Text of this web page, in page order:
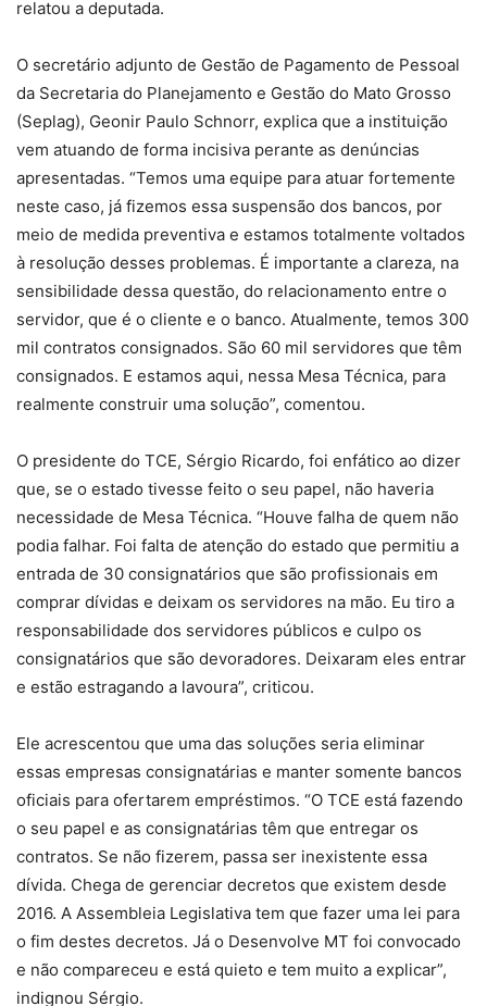
relatou a deputada.
O secretário adjunto de Gestão de Pagamento de Pessoal
da Secretaria do Planejamento e Gestão do Mato Grosso
(Seplag), Geonir Paulo Schnorr, explica que a instituição
vem atuando de forma incisiva perante as denúncias
apresentadas. “Temos uma equipe para atuar fortemente
neste caso, já fizemos essa suspensão dos bancos, por
meio de medida preventiva e estamos totalmente voltados
à resolução desses problemas. É importante a clareza, na
sensibilidade dessa questão, do relacionamento entre o
servidor, que é o cliente e o banco. Atualmente, temos 300
mil contratos consignados. São 60 mil servidores que têm
consignados. E estamos aqui, nessa Mesa Técnica, para
realmente construir uma solução”, comentou.
O presidente do TCE, Sérgio Ricardo, foi enfático ao dizer
que, se o estado tivesse feito o seu papel, não haveria
necessidade de Mesa Técnica. “Houve falha de quem não
podia falhar. Foi falta de atenção do estado que permitiu a
entrada de 30 consignatários que são profissionais em
comprar dívidas e deixam os servidores na mão. Eu tiro a
responsabilidade dos servidores públicos e culpo os
consignatários que são devoradores. Deixaram eles entrar
e estão estragando a lavoura”, criticou.
Ele acrescentou que uma das soluções seria eliminar
essas empresas consignatárias e manter somente bancos
oficiais para ofertarem empréstimos. “O TCE está fazendo
o seu papel e as consignatárias têm que entregar os
contratos. Se não fizerem, passa ser inexistente essa
dívida. Chega de gerenciar decretos que existem desde
2016. A Assembleia Legislativa tem que fazer uma lei para
o fim destes decretos. Já o Desenvolve MT foi convocado
e não compareceu e está quieto e tem muito a explicar”,
indignou Sérgio.